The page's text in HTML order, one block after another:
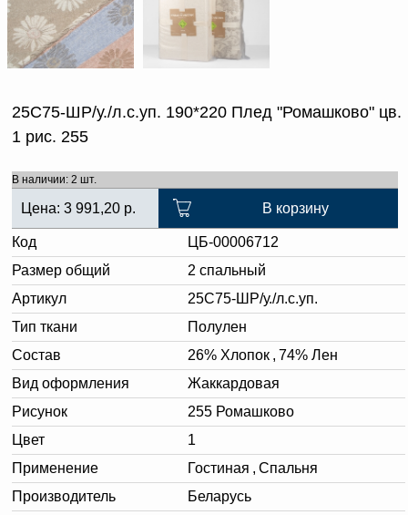
25С75-ШР/у./л.с.уп. 190*220 Плед "Ромашково" цв.
1 рис. 255
В наличии: 2 шт.
Цена: 3 991,20 р. В корзину
Код
ЦБ-00006712
Размер общий
2 спальный
Артикул
25С75-ШР/у./л.с.уп.
Тип ткани
Полулен
Состав
26% Хлопок , 74% Лен
Вид оформления
Жаккардовая
Рисунок
255 Ромашково
Цвет
1
Применение
Гостиная , Спальня
Производитель
Беларусь